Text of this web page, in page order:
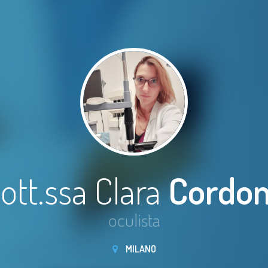
Clara
oculista
MILANO